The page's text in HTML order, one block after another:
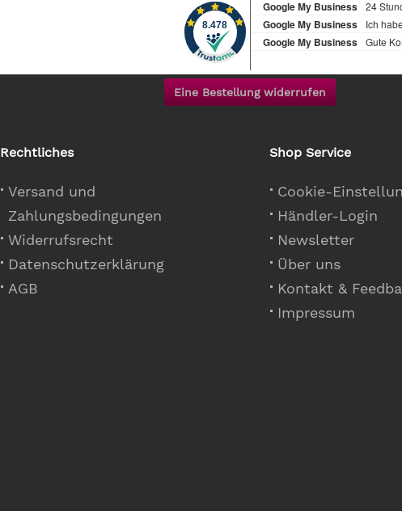
Eine Bestellung widerrufen
Rechtliches
Versand und
Zahlungsbedingungen
Widerrufsrecht
Datenschutzerklärung
AGB
Shop Service
Cookie-
Händler-Login
Newsletter
Über uns
Kontakt &
Impressum